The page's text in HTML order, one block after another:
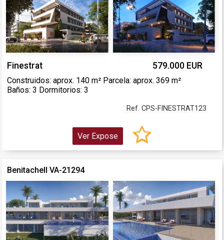
Finestrat 579.000 EUR
Construidos: aprox. 140 m² Parcela: aprox. 369 m²
Baños: 3 Dormitorios: 3
Ref. CPS-FINESTRAT123
Ver Expose
Benitachell VA-21294